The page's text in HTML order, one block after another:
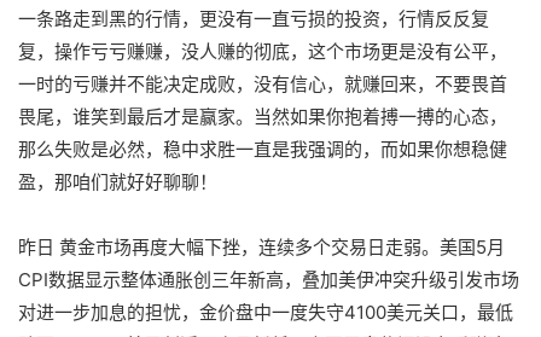
一条路走到黑的行情，更没有一直亏损的投资，行情反反复
复，操作亏亏赚赚，没人赚的彻底，这个市场更是没有公平，
一时的亏赚并不能决定成败，没有信心，就赚回来，不要畏首
畏尾，谁笑到最后才是赢家。当然如果你抱着搏一搏的心态，
那么失败是必然，稳中求胜一直是我强调的，而如果你想稳健
盈，那咱们就好好聊聊！
昨日 黄金市场再度大幅下挫，连续多个交易日走弱。美国5月
CPI数据显示整体通胀创三年新高，叠加美伊冲突升级引发市场
对进一步加息的担忧，金价盘中一度失守4100美元关口，最低